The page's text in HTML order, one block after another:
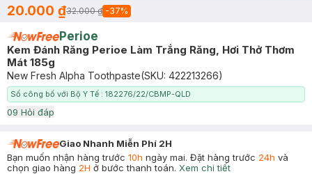
20.000 ₫32.000 ₫ -37%
Perioe
Kem Đánh Răng Perioe Làm Trắng Răng, Hơi Thở Thơm
Mát 185g
New Fresh Alpha Toothpaste(SKU: 422213266)
Số công bố với Bộ Y Tế : 182276/22/CBMP-QLD
09 Hỏi đáp
Giao Nhanh Miễn Phí 2H
Bạn muốn nhận hàng trước 10h ngày mai. Đặt hàng trước 24h và
chọn giao hàng 2H ở bước thanh toán. Xem chi tiết